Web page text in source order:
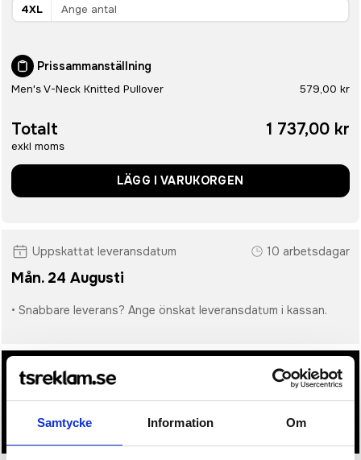
Samtycke Information Om
4XL
Prissammanställning
Men's V-Neck Knitted Pullover 579,00 kr
Totalt
exkl moms
1 737,00 kr
LÄGG I VARUKORGEN
Uppskattat leveransdatum 10 arbetsdagar
Mån. 24 Augusti
• Snabbare leverans? Ange önskat leveransdatum i kassan.
• Du får alltid godkänna en offert och skiss på mailen
innan beställningen blir bindande.
• Tryckfil/er logo laddas upp i kassan.